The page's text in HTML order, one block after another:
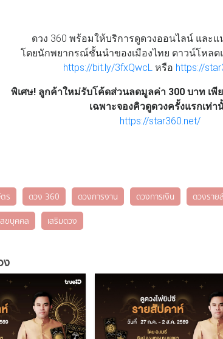
ดวง 360 พร้อมให้บริการดูดวงออนไลน์ และแ
โดยนักพยากรณ์ชั้นนำของเมืองไทย ดาวน์โหลดแ
https://bit.ly/3fxQwcL หรือ https://
พิเศษ! ลูกค้าใหม่รับโค้ดส่วนลดมูลค่า 300 บาท เพี
เฉพาะจองคิวดูดวงครั้งแรกเท่า
https://star360.net/
ร ดวง 360 ดวงการงาน ดวงการเงิน ดวงราย
สขบุคคล เสริมดวง
ง